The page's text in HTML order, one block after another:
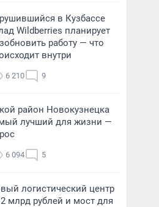
в Кузбассе
Wildberries планирует
работу — что
внутри
6 210 9
район Новокузнецка
лучший для жизни —
6 094 5
логистический центр
млрд рублей и мост для